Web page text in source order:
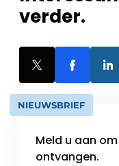
verder.
NIEUWSBRIEF
Meld u aan
ontvangen.